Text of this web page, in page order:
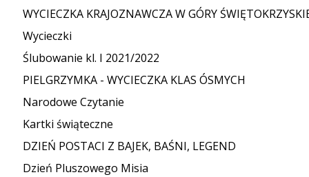
WYCIECZKA KRAJOZNAWCZA W GÓRY
Wycieczki
Ślubowanie kl. I 2021/2022
PIELGRZYMKA - WYCIECZKA KLAS ÓSMYCH
Narodowe Czytanie
Kartki świąteczne
DZIEŃ POSTACI Z BAJEK, BAŚNI, LEGEND
Dzień Pluszowego Misia